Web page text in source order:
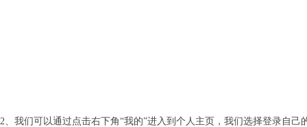
2、我们可以通过点击右下角“我的”进入到个人主页，我们选择登录自己